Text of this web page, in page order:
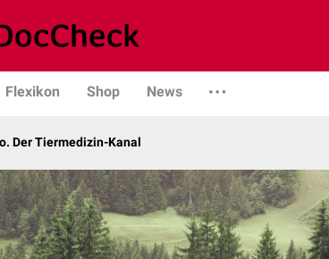
Flexikon Shop News
Der Tiermedizin-Kanal